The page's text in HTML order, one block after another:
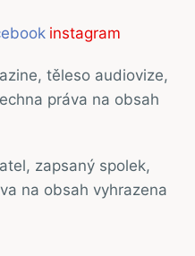
instagram
těleso audiovize,
práva na obsah
zapsaný spolek,
na obsah vyhrazena